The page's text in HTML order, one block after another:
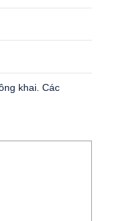
khai. Các